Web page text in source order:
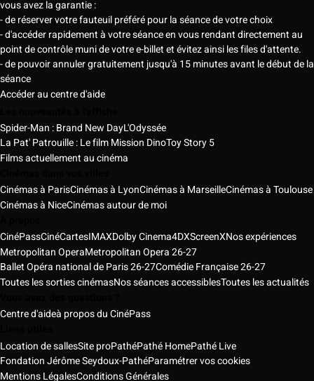
vous avez la garantie :
- de réserver votre fauteuil préféré pour la séance de votre choix
- d'accéder rapidement à votre séance en vous rendant directement au
point de contrôle muni de votre e-billet et évitez ainsi les files d'attente.
- de pouvoir annuler gratuitement jusqu'à 15 minutes avant le début de la
séance
Accéder au centre d'aide
Spider-Man : Brand New DayL'Odyssée
La Pat' Patrouille : Le film Mission DinoToy Story 5
Films actuellement au cinéma
Cinémas à ParisCinémas à LyonCinémas à MarseilleCinémas à Toulouse
Cinémas à NiceCinémas autour de moi
CinéPassCinéCartesIMAXDolby Cinema4DXScreenXNos expériences
Metropolitan OperaMetropolitan Opera 26-27
Ballet Opéra national de Paris 26-27Comédie Française 26-27
Toutes les sorties cinémasNos séances accessiblesToutes les actualités
Centre d'aideà propos du CinéPass
Location de sallesSite proPathéPathé HomePathé Live
Fondation Jérôme Seydoux-PathéParamétrer vos cookies
Mentions LégalesConditions Générales